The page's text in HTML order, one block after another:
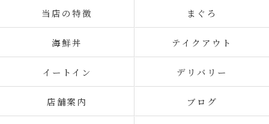
当店の特徴 まぐろ
海鮮丼 テイクアウト
イートイン デリバリー
店舗案内 ブログ